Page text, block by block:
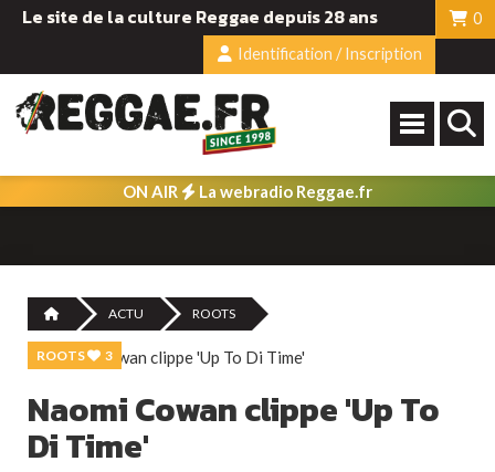
Le site de la culture Reggae depuis 28 ans
0
Identification / Inscription
ON AIR La webradio Reggae.fr
ACTU ROOTS
ROOTS 3
Naomi Cowan clippe 'Up To
Di Time'